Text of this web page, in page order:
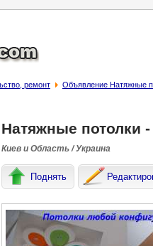
ремонт Объявление Натяжные
Натяжные потолки
Киев и Область / Украина
Поднять